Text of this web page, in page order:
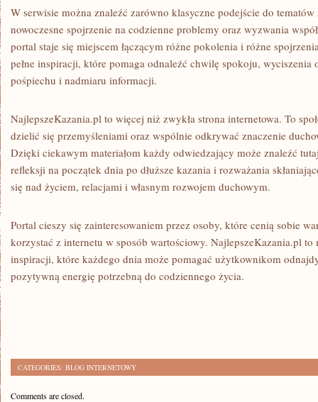
W serwisie można znaleźć zarówno klasyczne podejście do
nowoczesne spojrzenie na codzienne problemy oraz wyzwania
portal staje się miejscem łączącym różne pokolenia i różne
pełne inspiracji, które pomaga odnaleźć chwilę spokoju, wyciszenia
pośpiechu i nadmiaru informacji.
NajlepszeKazania.pl to więcej niż zwykła strona internetowa. To
dzielić się przemyśleniami oraz wspólnie odkrywać znaczenie
Dzięki ciekawym materiałom każdy odwiedzający może znaleźć
refleksji na początek dnia po dłuższe kazania i rozważania
się nad życiem, relacjami i własnym rozwojem duchowym.
Portal cieszy się zainteresowaniem przez osoby, które cenią sobie
korzystać z internetu w sposób wartościowy. NajlepszeKazania.pl to
inspiracji, które każdego dnia może pomagać użytkownikom
pozytywną energię potrzebną do codziennego życia.
CATEGORIES: BLOG INTERNETOWY
Comments are closed.